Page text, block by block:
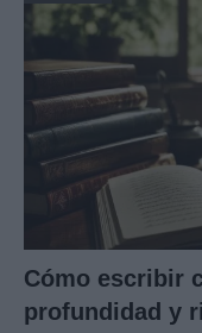
Cómo escribir
profundidad y